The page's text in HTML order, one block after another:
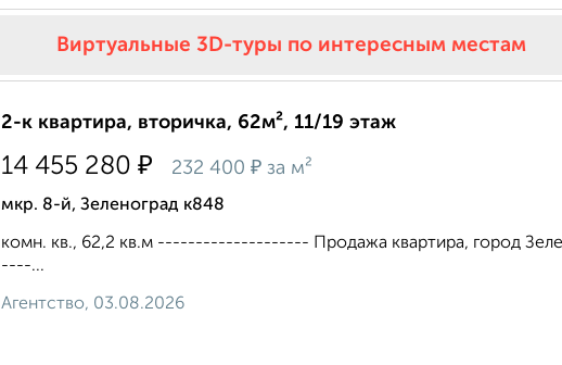
Виртуальные 3D-туры по интересным местам
2-к квартира, вторичка, 62м², 11/19 этаж
14 455 280 ₽ 232 400 ₽ за м²
мкр. 8-й, Зеленоград к848
комн. кв., 62,2 кв.м -------------------- Продажа квартира, город
----...
Агентство, 03.08.2026